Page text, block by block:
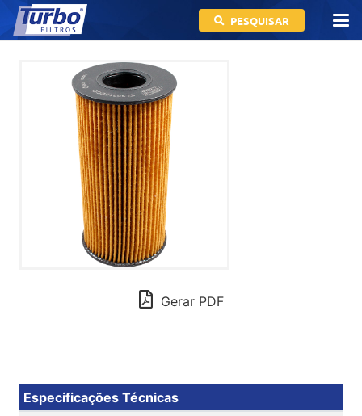
PESQUISAR
Gerar PDF
Especificações Técnicas